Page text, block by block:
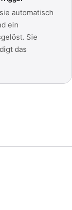
automatisch
ein
Sie
das